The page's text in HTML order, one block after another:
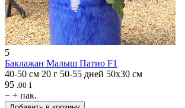
5
Баклажан Малыш Патио F1
40-50 см 20 г 50-55 дней 50х30 см
95 .00 i
− + пак.